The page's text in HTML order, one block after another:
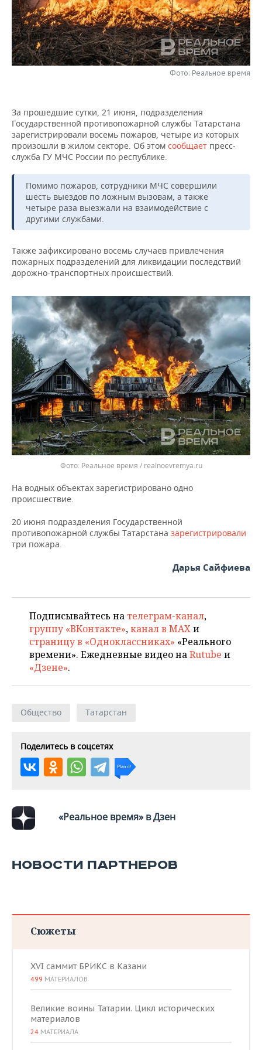
НЕФТЕХИМИЯ
НЕФТЬ
ОПК
РОЗНИЧНАЯ ТОРГОВЛЯ
ТРАНСПОРТ
НОВОСТИ ТЕХНОЛОГИЙ
IT
МЕРОПРИЯТИЯ
НОВОСТИ МЕРОПРИЯТИЙ
ONLINE-КОНФЕРЕНЦИИ
ОТКРЫТАЯ ЛЕКЦИЯ
СПОРТ
ХОККЕЙ
БАСКЕТБОЛ
ВОЛЕЙБОЛ
КИБЕРСПОРТ
ВОДНЫЕ ВИДЫ СПОРТА
ВЛАСТЬ
ИНФРАСТРУКТУРА
ИСТОРИЯ
КУЛЬТУРА
ОБРАЗОВАНИЕ
СЮЖЕТЫ
СПРАВОЧНИК
СПИСОК ПЕРСОН
СПИСОК КОМПАНИЙ
ПОЛНАЯ ВЕРСИЯ
Фото: Реальное время
За прошедшие сутки, 21 июня, подразделения
Государственной противопожарной службы Татарстана
зарегистрировали восемь пожаров, четыре из которых
произошли в жилом секторе. Об этом сообщает пресс-
служба ГУ МЧС России по республике.
Помимо пожаров, сотрудники МЧС совершили
шесть выездов по ложным вызовам, а также
четыре раза выезжали на взаимодействие с
другими службами.
Также зафиксировано восемь случаев привлечения
пожарных подразделений для ликвидации последствий
дорожно-транспортных происшествий.
Реальное время / realnoevremya.ru
На водных объектах зарегистрировано одно
происшествие.
20 июня подразделения Государственной
противопожарной службы Татарстана зарегистрировали
три пожара.
Дарья Сайфиева
Подписывайтесь на телеграм-канал,
группу «ВКонтакте»,канал в MAXи
страницу в «Одноклассниках» «Реального
времени». Ежедневные видео наRutube и
«Дзене».
Общество Татарстан
Поделитесь в соцсетях
«Реальное время» в Дзен
НОВОСТИ ПАРТНЕРОВ
Сюжеты
XVI саммит БРИКС в Казани
499 МАТЕРИАЛОВ
Великие воины Татарии. Цикл исторических
материалов
24 МАТЕРИАЛА